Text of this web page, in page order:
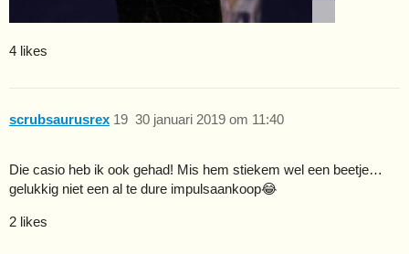
4 likes
scrubsaurusrex 30 januari 2019 om 11:40
19
Die casio heb ik ook gehad! Mis hem stiekem wel een beetje…
gelukkig niet een al te dure impulsaankoop😂
2 likes